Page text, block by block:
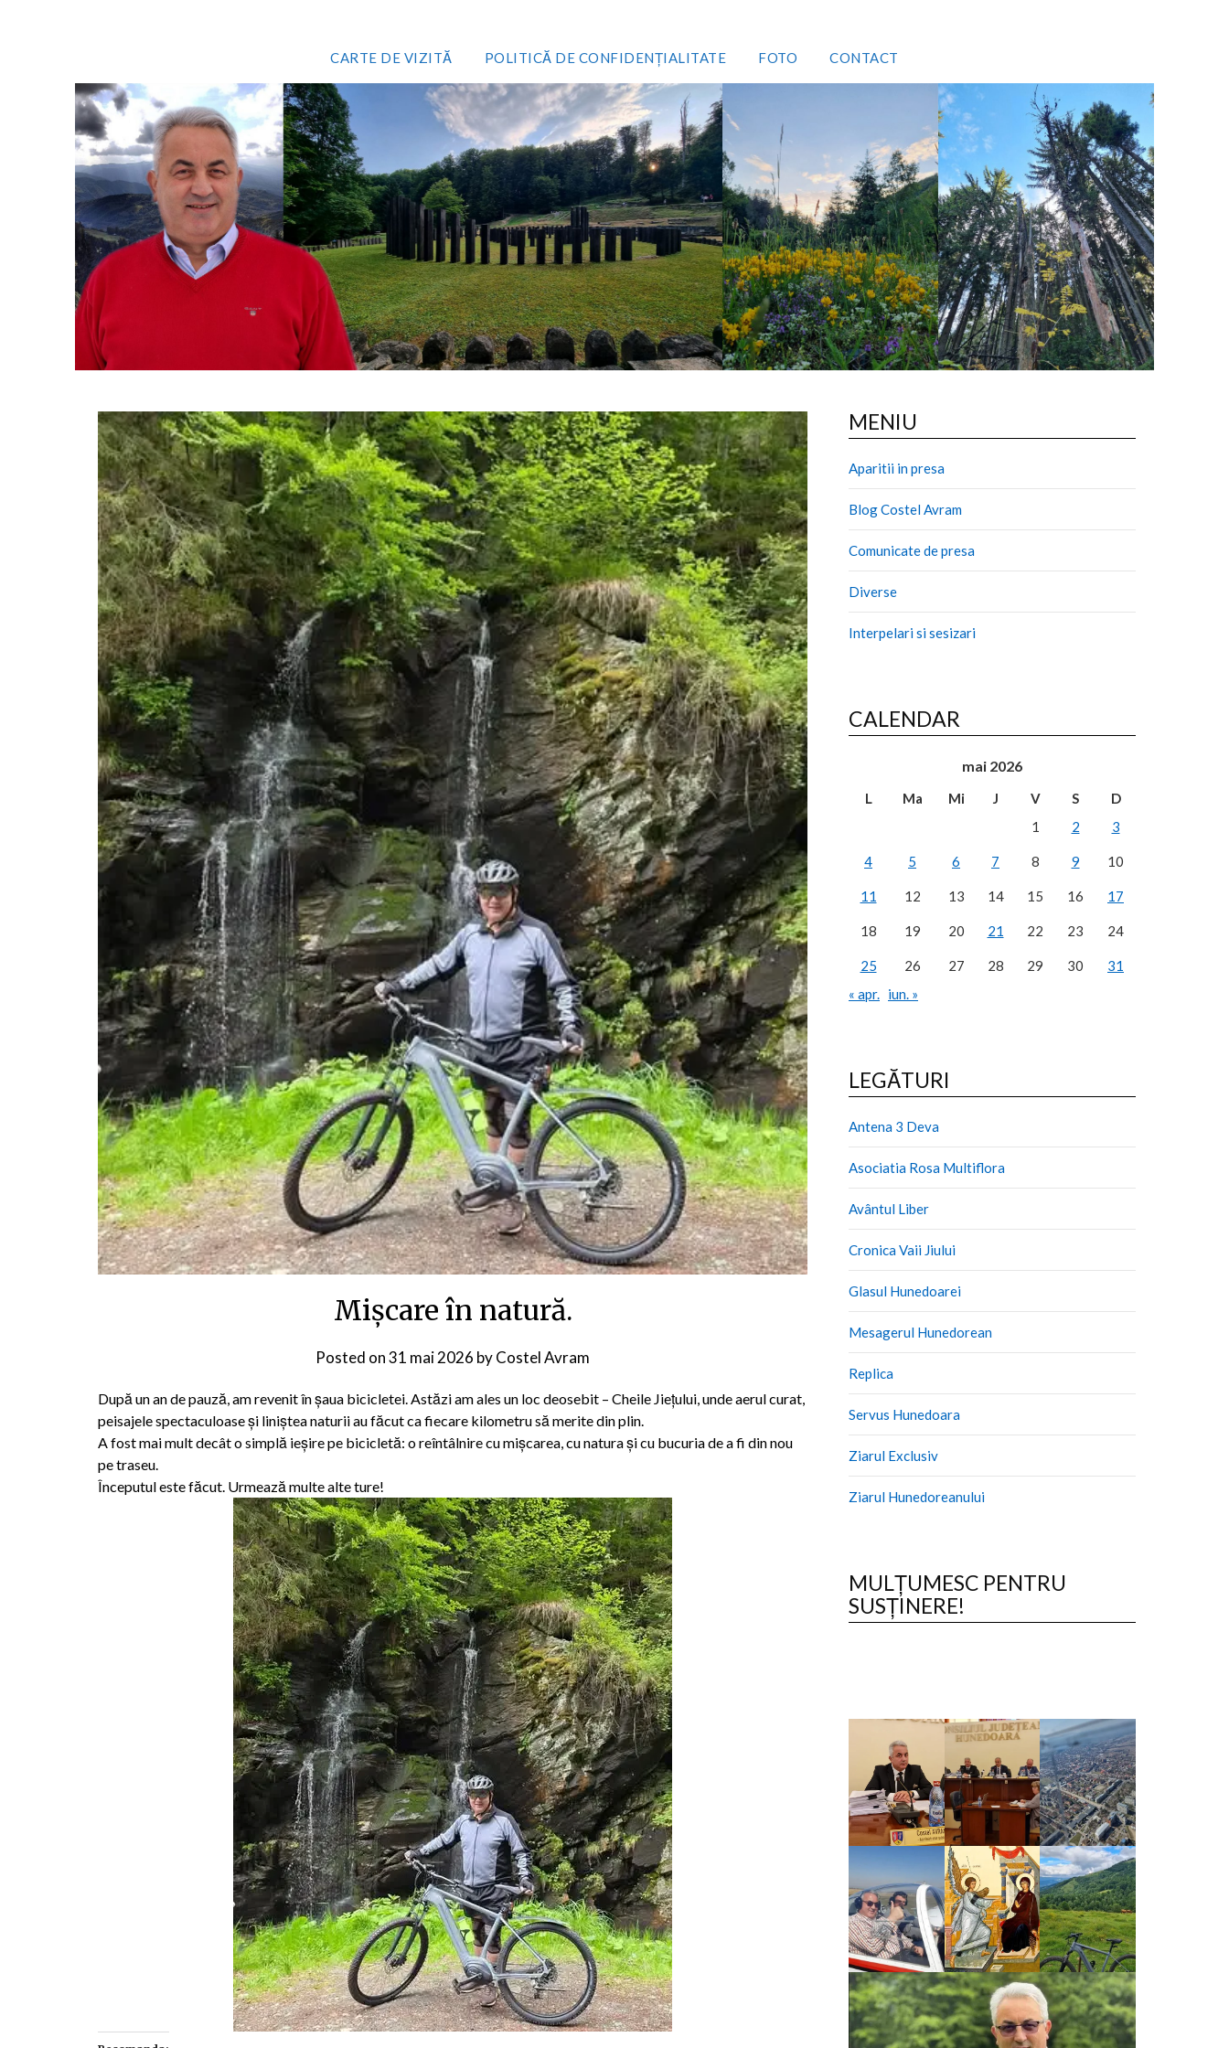
CARTE DE VIZITĂ POLITICĂ DE CONFIDENȚIALITATE FOTO CONTACT
Mișcare în natură.
Posted on31 mai 2026 byCostel Avram
După un an de pauză, am revenit în șaua bicicletei. Astăzi am ales un loc deosebit – Cheile Jiețului, unde aerul curat,
peisajele spectaculoase și liniștea naturii au făcut ca fiecare kilometru să merite din plin.
A fost mai mult decât o simplă ieșire pe bicicletă: o reîntâlnire cu mișcarea, cu natura și cu bucuria de a fi din nou
pe traseu.
Începutul este făcut. Urmează multe alte ture!
MENIU
Aparitii in presa
Blog Costel Avram
Comunicate de presa
Diverse
Interpelari si sesizari
CALENDAR
mai 2026
L Ma Mi J V S
D
1
2 3
4 5 6 7 8 9 10
11 12 13 14 15 16 17
18 19 20 21 22 23 24
25 26 27 28 29 30
31
« apr. iun. »
LEGĂTURI
Antena 3 Deva
Asociatia Rosa Multiflora
Avântul Liber
Cronica Vaii Jiului
Glasul Hunedoarei
Mesagerul Hunedorean
Replica
Servus Hunedoara
Ziarul Exclusiv
Ziarul Hunedoreanului
MULȚUMESC PENTRU
SUSȚINERE!